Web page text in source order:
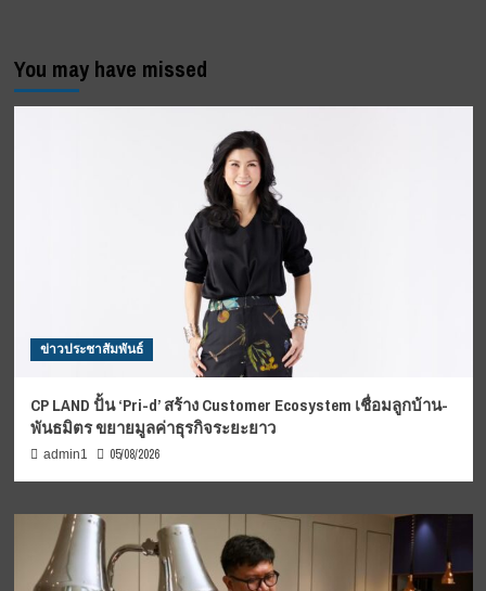
You may have missed
ข่าวประชาสัมพันธ์
CP LAND ปั้น ‘Pri-d’ สร้าง Customer Ecosystem เชื่อมลูกบ้าน-
พันธมิตร ขยายมูลค่าธุรกิจระยะยาว
admin1 05/08/2026